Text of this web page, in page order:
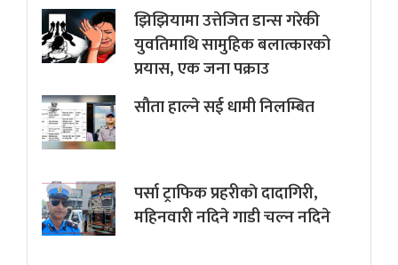
झिझियामा उत्तेजित डान्स गरेकी
युवतिमाथि सामुहिक बलात्कारको
प्रयास, एक जना पक्राउ
सौता हाल्ने सई धामी निलम्बित
पर्सा ट्राफिक प्रहरीकाे दादागिरी,
महिनवारी नदिने गाडी चल्न नदिने